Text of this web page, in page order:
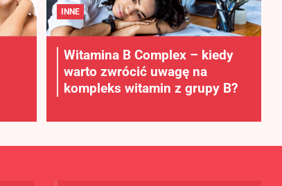
INNE
Witamina B Complex – kiedy
warto zwrócić uwagę na
kompleks witamin z grupy B?